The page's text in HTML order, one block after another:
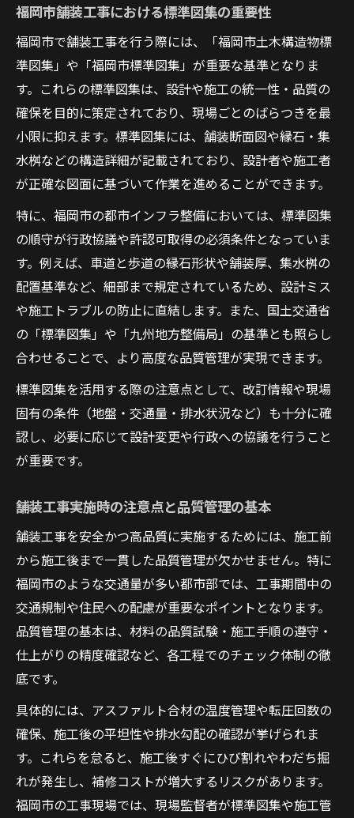
土木構造物標準図集が舗装工事へもたらす
効果
舗装工事基準と福岡市特有の構造物規定解
説
国土交通省標準図集との比較で見る基準の
違い
舗装工事設計時に重視すべき構造物の規格
クポイント
舗装工事を成功に導く安全管理と施工ポイント
舗装工事で求められる安全管理と標準図集
活用法
福岡市舗装工事の施工ポイント徹底ガイド
舗装工事現場での事故防止と品質確保の要
点
標準図集に基づく舗装工事の効率的な進め
方
舗装工事成功のための安全対策と手順の工
維持管理まで見据えた舗装工事計画の要点
舗装工事の維持管理計画と標準図集の役割
長期的視点で考える舗装工事と保全手法
舗装工事における維持管理と品質確保の実
践法
標準図集を用いた舗装工事計画の最適化方
法
福岡市舗装工事における標準図集の重要性
福岡市で舗装工事を行う際には、「福岡市土木構造物標
準図集」や「福岡市標準図集」が重要な基準となりま
す。これらの標準図集は、設計や施工の統一性・品質の
確保を目的に策定されており、現場ごとのばらつきを最
小限に抑えます。標準図集には、舗装断面図や縁石・集
水桝などの構造詳細が記載されており、設計者や施工者
が正確な図面に基づいて作業を進めることができます。
特に、福岡市の都市インフラ整備においては、標準図集
の順守が行政協議や許認可取得の必須条件となっていま
す。例えば、車道と歩道の縁石形状や舗装厚、集水桝の
配置基準など、細部まで規定されているため、設計ミス
や施工トラブルの防止に直結します。また、国土交通省
の「標準図集」や「九州地方整備局」の基準とも照らし
合わせることで、より高度な品質管理が実現できます。
標準図集を活用する際の注意点として、改訂情報や現場
固有の条件（地盤・交通量・排水状況など）も十分に確
認し、必要に応じて設計変更や行政への協議を行うこと
が重要です。
舗装工事実施時の注意点と品質管理の基本
舗装工事を安全かつ高品質に実施するためには、施工前
から施工後まで一貫した品質管理が欠かせません。特に
福岡市のような交通量が多い都市部では、工事期間中の
交通規制や住民への配慮が重要なポイントとなります。
品質管理の基本は、材料の品質試験・施工手順の遵守・
仕上がりの精度確認など、各工程でのチェック体制の徹
底です。
具体的には、アスファルト合材の温度管理や転圧回数の
確保、施工後の平坦性や排水勾配の確認が挙げられま
す。これらを怠ると、施工後すぐにひび割れやわだち掘
れが発生し、補修コストが増大するリスクがあります。
福岡市の工事現場では、現場監督者が標準図集や施工管